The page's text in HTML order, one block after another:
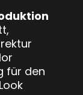
für den